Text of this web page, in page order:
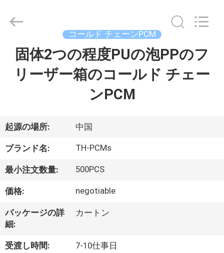
ダ
ク
ト
達
に
Ningbo
Technology
Reserved.
コールド チェーンPCM
固体2つの程度PUの泡PPのフ
リーザー箱のコールド チェー
ンPCM
起源の場所: 中国
ブランド名: TH-PCMs
最小注文数量: 500PCS
価格: negotiable
パッケージの詳
細:
カートン
受渡し時間: 7-10仕事日